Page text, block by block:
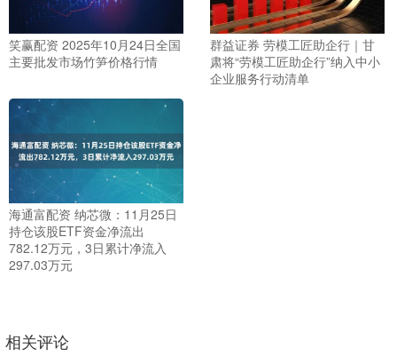
笑赢配资 2025年10月24日全国
主要批发市场竹笋价格行情
群益证券 劳模工匠助企行｜甘
肃将“劳模工匠助企行”纳入中小
企业服务行动清单
海通富配资 纳芯微：11月25日
持仓该股ETF资金净流出
782.12万元，3日累计净流入
297.03万元
相关评论